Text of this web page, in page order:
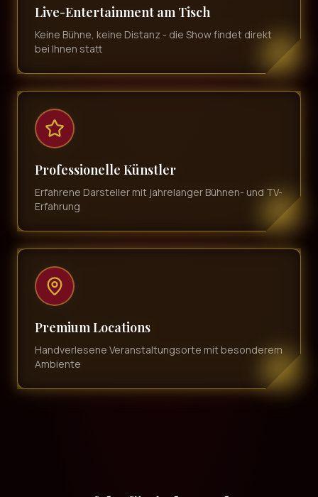
Live-Entertainment am Tisch
Keine Bühne, keine Distanz - die Show findet direkt
bei Ihnen statt
Professionelle Künstler
Erfahrene Darsteller mit jahrelanger Bühnen- und TV-
Erfahrung
Premium Locations
Handverlesene Veranstaltungsorte mit besonderem
Ambiente